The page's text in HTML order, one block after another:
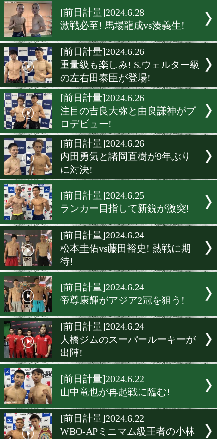
[前日計量]2024.6.29
激戦の予感! 佐々木る玖vs
[前日計量]2024.6.28
激戦必至! 馬場龍成vs湊義
[前日計量]2024.6.26
重量級も楽しみ! S.ウェル
の左右田泰臣が登場!
[前日計量]2024.6.26
ロデビュー!
[前日計量]2024.6.26
内田勇気と諸岡直樹が9年
に対決!
[前日計量]2024.6.25
ランカー目指して新鋭が激
[前日計量]2024.6.24
松本圭佑vs藤田裕史! 熱戦
待!
[前日計量]2024.6.24
帝尊康輝がアジア2冠を狙